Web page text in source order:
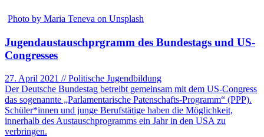
Photo by Maria Teneva on Unsplash
Jugendaustauschprgramm des Bundestags und US-
Congresses
27. April 2021 // Politische Jugendbildung
Der Deutsche Bundestag betreibt gemeinsam mit dem US-Congress
das sogenannte „Parlamentarische Patenschafts-Programm“ (PPP).
Schüler*innen und junge Berufstätige haben die Möglichkeit,
innerhalb des Austauschprogramms ein Jahr in den USA zu
verbringen.